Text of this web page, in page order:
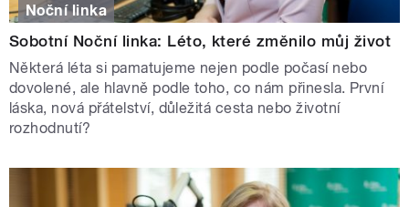
Noční linka
Sobotní Noční linka: Léto, které změnilo můj život
Některá léta si pamatujeme nejen podle počasí nebo
dovolené, ale hlavně podle toho, co nám přinesla. První
láska, nová přátelství, důležitá cesta nebo životní
rozhodnutí?